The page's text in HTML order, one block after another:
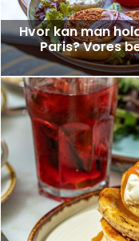
Hvor kan man
Paris? Vores